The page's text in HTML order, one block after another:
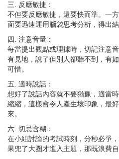
三. 反應敏捷：
不但要反應敏捷，還要快而準。一
面要迅速運用腦袋思考分析，得出
四. 注意音量：
每當提出觀點或理據時，切記注意
有見地，說了但別人卻聽不到，有
可惜。
五. 適時說話：
想好了說話內容就不要猶豫，適當
縮縮，這樣會令人產生壞印象，最
來。
六. 切忌含糊：
在小組討論的考試時刻，分秒必爭
果兜了大圈才進入主題，那既浪費